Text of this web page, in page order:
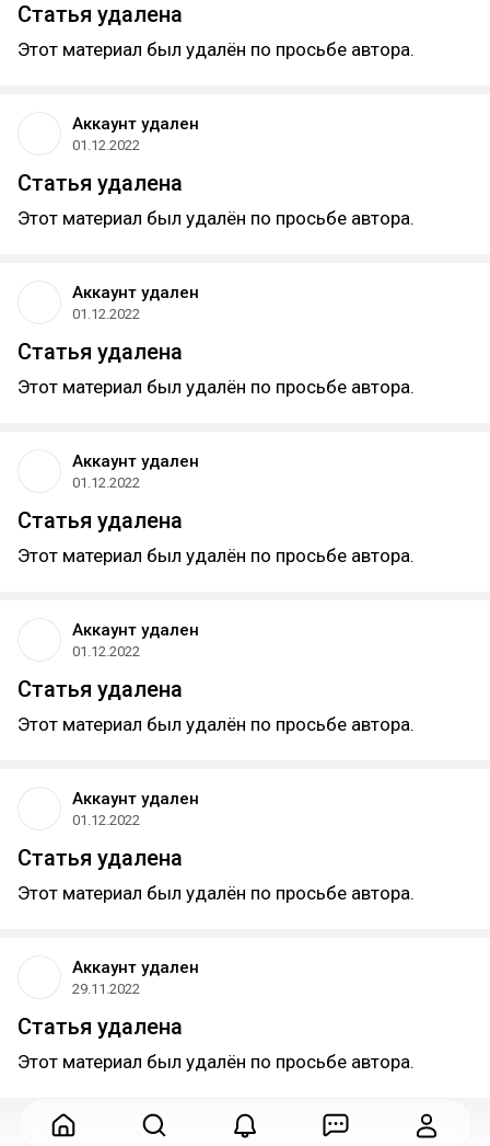
Статья удалена
Этот материал был удалён по просьбе автора.
Аккаунт удален
01.12.2022
Статья удалена
Этот материал был удалён по просьбе автора.
Аккаунт удален
01.12.2022
Статья удалена
Этот материал был удалён по просьбе автора.
Аккаунт удален
01.12.2022
Статья удалена
Этот материал был удалён по просьбе автора.
Аккаунт удален
01.12.2022
Статья удалена
Этот материал был удалён по просьбе автора.
Аккаунт удален
01.12.2022
Статья удалена
Этот материал был удалён по просьбе автора.
Аккаунт удален
29.11.2022
Статья удалена
Этот материал был удалён по просьбе автора.